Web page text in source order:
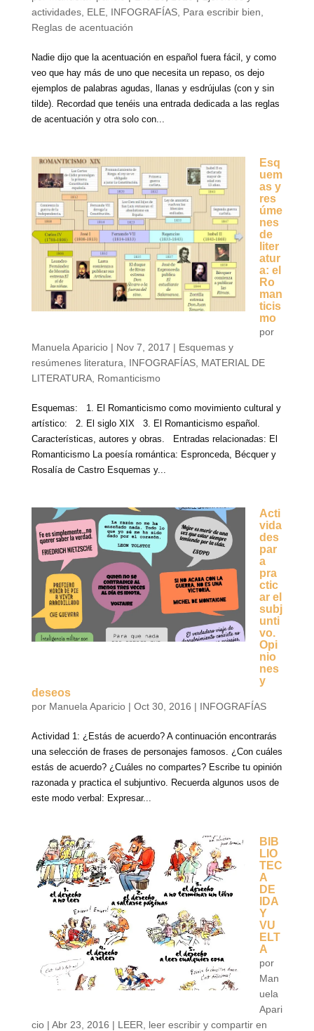
actividades, ELE, INFOGRAFÍAS, Para escribir bien
Reglas de acentuación
Nadie dijo que la acentuación en español fuera fácil, y como
veo que hay más de uno que necesita un repaso, os dejo
ejemplos de palabras agudas, llanas y esdrújulas (con y sin
tilde). Recordad que tenéis una entrada dedicada a las reglas
de acentuación y otra solo con...
Esq
uem
as y
res
úme
nes
de
liter
atur
a: el
Ro
man
ticis
mo
por
Manuela Aparicio| Nov 7, 2017 | Esquemas y
resúmenes literatura
INFOGRAFÍAS, MATERIAL DE
LITERATURA, Romanticismo
Esquemas: 1. El Romanticismo como movimiento cultural y
artístico: 2. El siglo XIX 3. El Romanticismo español.
Características, autores y obras. Entradas relacionadas: El
Romanticismo La poesía romántica: Espronceda, Bécquer y
Rosalía de Castro Esquemas y...
Acti
vida
des
par
a
pra
ctic
ar el
subj
unti
vo.
Opi
nio
nes
y
deseos
por Manuela Aparicio| Oct 30, 2016 | INFOGRAFÍAS
Actividad 1: ¿Estás de acuerdo? A continuación encontrarás
una selección de frases de personajes famosos. ¿Con cuáles
estás de acuerdo? ¿Cuáles no compartes? Escribe tu opinión
razonada y practica el subjuntivo. Recuerda algunos usos de
este modo verbal: Expresar...
BIB
LIO
TEC
A
DE
IDA
Y
VU
ELT
A
por
Man
uela
Apari
cio| Abr 23, 2016 | LEER
leer escribir y compartir en